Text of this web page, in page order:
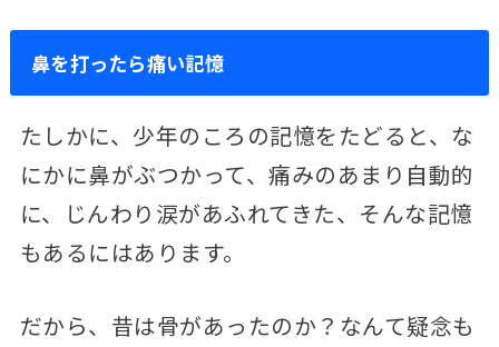
鼻を打ったら痛い記憶
たしかに、少年のころの記憶をたどると、な
にかに鼻がぶつかって、痛みのあまり自動的
に、じんわり涙があふれてきた、そんな記憶
もあるにはあります。
だから、昔は骨があったのか？なんて疑念も